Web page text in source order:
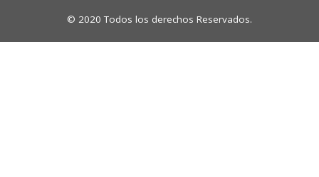
© 2020 Todos los derechos Reservados.